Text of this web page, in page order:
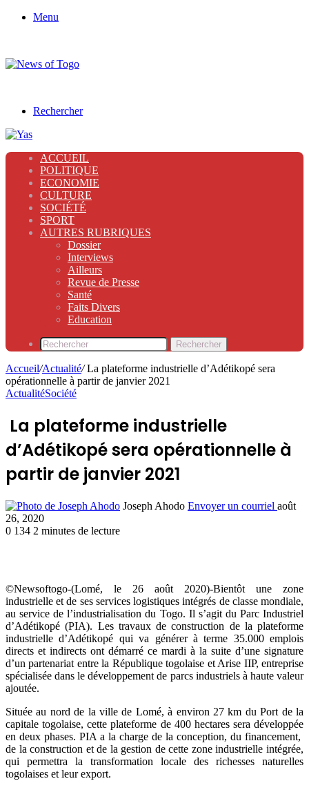
Menu
Rechercher
ACCUEIL
POLITIQUE
ECONOMIE
CULTURE
SOCIÉTÉ
SPORT
AUTRES RUBRIQUES
Dossier
Interviews
Ailleurs
Revue de Presse
Santé
Faits Divers
Education
Rechercher
Accueil/Actualité/La plateforme industrielle d’Adétikopé sera
opérationnelle à partir de janvier 2021
ActualitéSociété
La plateforme industrielle
d’Adétikopé sera opérationnelle à
partir de janvier 2021
Joseph Ahodo Envoyer un courriel août
26, 2020
0 134 2 minutes de lecture
©Newsoftogo-(Lomé, le 26 août 2020)-Bientôt une zone
industrielle et de ses services logistiques intégrés de classe mondiale,
au service de l’industrialisation du Togo. Il s’agit du Parc Industriel
d’Adétikopé (PIA). Les travaux de construction de la plateforme
industrielle d’Adétikopé qui va générer à terme 35.000 emplois
directs et indirects ont démarré ce mardi à la suite d’une signature
d’un partenariat entre la République togolaise et Arise IIP, entreprise
spécialisée dans le développement de parcs industriels à haute valeur
ajoutée.
Située au nord de la ville de Lomé, à environ 27 km du Port de la
capitale togolaise, cette plateforme de 400 hectares sera développée
en deux phases. PIA a la charge de la conception, du financement,
de la construction et de la gestion de cette zone industrielle intégrée,
qui permettra la transformation locale des richesses naturelles
togolaises et leur export.